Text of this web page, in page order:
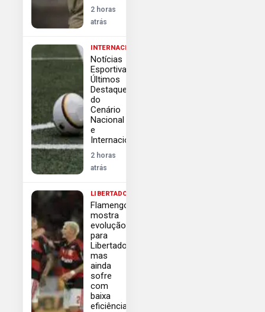
2 horas
atrás
INTERNACIONAL
Notícias
Esportivas:
Últimos
Destaques
do
Cenário
Nacional
e
Internacional
2 horas
atrás
LIBERTADORES
Flamengo
mostra
evolução
para
Libertadores,
mas
ainda
sofre
com
baixa
eficiência